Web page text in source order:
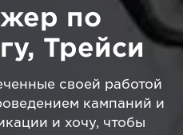
по
Трейси
своей работой
кампаний и
и хочу, чтобы